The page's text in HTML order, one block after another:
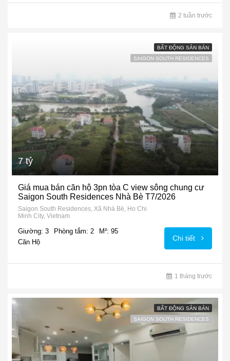
2 tuần trước
BẤT ĐỘNG SẢN BÁN
SAIGON SOUTH RESIDENCES
7 tỷ
Giá mua bán căn hộ 3pn tòa C view sông chung cư
Saigon South Residences Nhà Bè T7/2026
Saigon South Residences, Xã Nhà Bè, Ho Chi
Minh City, Vietnam
Giường: 3 Phòng tắm: 2
M²: 95
Căn Hộ
Chi tiết
1 tháng trước
BẤT ĐỘNG SẢN BÁN
SAIGON SOUTH RESIDENCES